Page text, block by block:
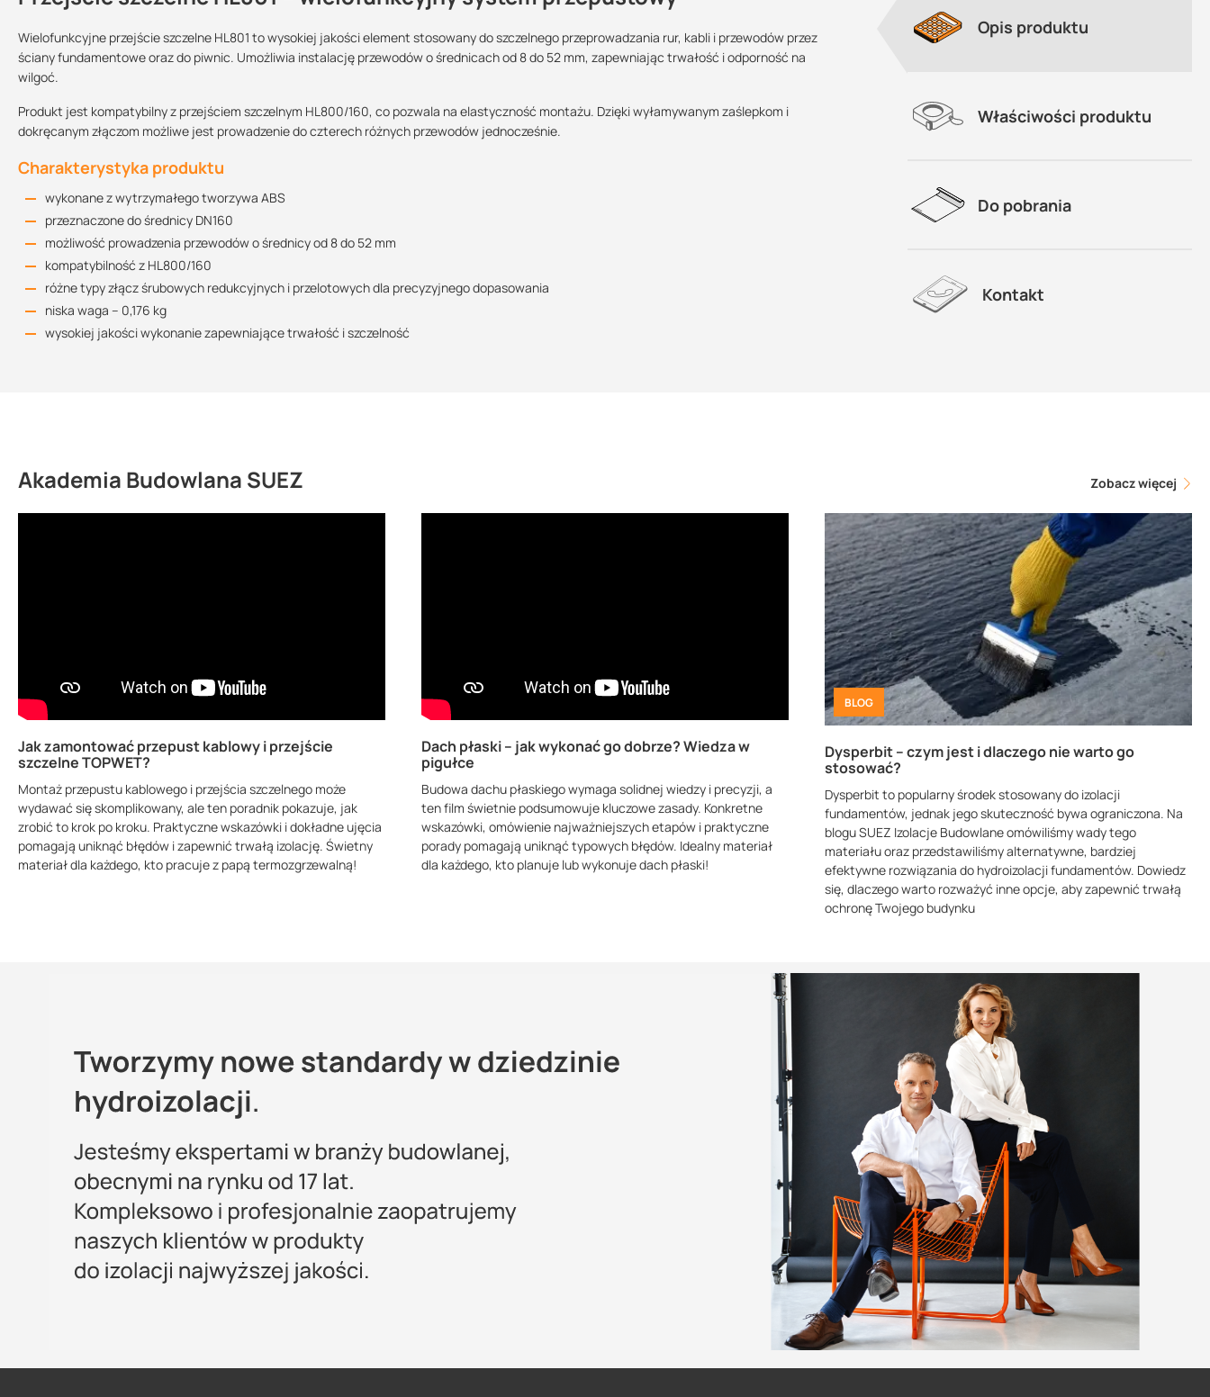
Wielofunkcyjne przejście szczelne HL801 to wysokiej jakości element stosowany do szczelnego przeprowadzania rur, kabli i przewodów przez
ściany fundamentowe oraz do piwnic. Umożliwia instalację przewodów o średnicach od 8 do 52 mm, zapewniając trwałość i odporność na
wilgoć.
Produkt jest kompatybilny z przejściem szczelnym HL800/160, co pozwala na elastyczność montażu. Dzięki wyłamywanym zaślepkom i
dokręcanym złączom możliwe jest prowadzenie do czterech różnych przewodów jednocześnie.
Charakterystyka produktu
wykonane z wytrzymałego tworzywa ABS
przeznaczone do średnicy DN160
możliwość prowadzenia przewodów o średnicy od 8 do 52 mm
kompatybilność z HL800/160
różne typy złącz śrubowych redukcyjnych i przelotowych dla precyzyjnego dopasowania
niska waga – 0,176 kg
wysokiej jakości wykonanie zapewniające trwałość i szczelność
Sprzedajemy na:
sztuki
tak
Rysunek techniczny
Maszy pytania lub wątpliwości?
Opis produktu
Właściwości produktu
Do pobrania
Kontakt
Akademia Budowlana SUEZ Zobacz więcej
Jak zamontować przepust kablowy i przejście
szczelne TOPWET?
Montaż przepustu kablowego i przejścia szczelnego może
wydawać się skomplikowany, ale ten poradnik pokazuje, jak
zrobić to krok po kroku. Praktyczne wskazówki i dokładne ujęcia
pomagają uniknąć błędów i zapewnić trwałą izolację. Świetny
materiał dla każdego, kto pracuje z papą termozgrzewalną!
Dach płaski – jak wykonać go dobrze? Wiedza w
pigułce
Budowa dachu płaskiego wymaga solidnej wiedzy i precyzji, a
ten film świetnie podsumowuje kluczowe zasady. Konkretne
wskazówki, omówienie najważniejszych etapów i praktyczne
porady pomagają uniknąć typowych błędów. Idealny materiał
dla każdego, kto planuje lub wykonuje dach płaski!
BLOG
Dysperbit – czym jest i dlaczego nie warto go
stosować?
Dysperbit to popularny środek stosowany do izolacji
fundamentów, jednak jego skuteczność bywa ograniczona. Na
blogu SUEZ Izolacje Budowlane omówiliśmy wady tego
materiału oraz przedstawiliśmy alternatywne, bardziej
efektywne rozwiązania do hydroizolacji fundamentów. Dowiedz
się, dlaczego warto rozważyć inne opcje, aby zapewnić trwałą
ochronę Twojego budynku